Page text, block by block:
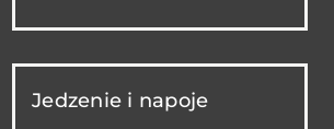
Jedzenie i napoje